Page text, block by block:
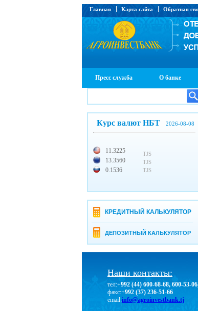
Главная Карта сайта Обратная
Пресс служба О банке
Курс валют НБТ 2026-08-08
11.3225
13.3560
0.1536
TJS
TJS
TJS
КРЕДИТНЫЙ КАЛЬКУЛЯТОР
ДЕПОЗИТНЫЙ КАЛЬКУЛЯТОР
Наши контакты:
тел:+992 (44) 600-68-68, 600-53-
факс:+992 (37) 236-51-66
email:info@agroinvestbank.tj